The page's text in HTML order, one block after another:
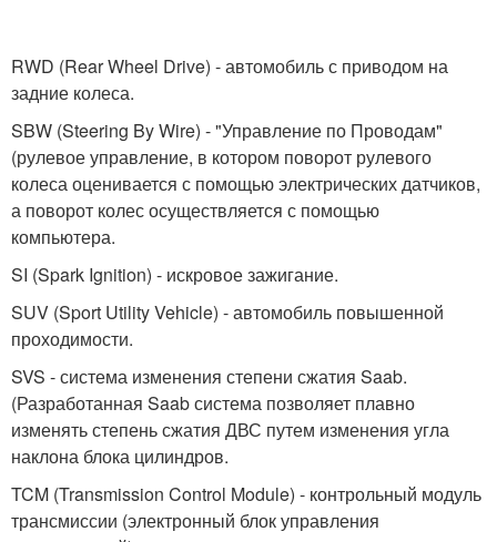
RWD (Rear Wheel Drive) - автомобиль с приводом на
задние колеса.
SBW (Steering By Wire) - "Управление по Проводам"
(рулевое управление, в котором поворот рулевого
колеса оценивается с помощью электрических датчиков,
а поворот колес осуществляется с помощью
компьютера.
SI (Spark Ignition) - искровое зажигание.
SUV (Sport Utility Vehicle) - автомобиль повышенной
проходимости.
SVS - система изменения степени сжатия Saab.
(Разработанная Saab система позволяет плавно
изменять степень сжатия ДВС путем изменения угла
наклона блока цилиндров.
TCM (Transmission Control Module) - контрольный модуль
трансмиссии (электронный блок управления